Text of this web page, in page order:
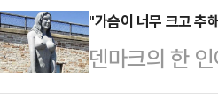
"가슴이 너무 크고 추
덴마크의 한
다.4일(현지시